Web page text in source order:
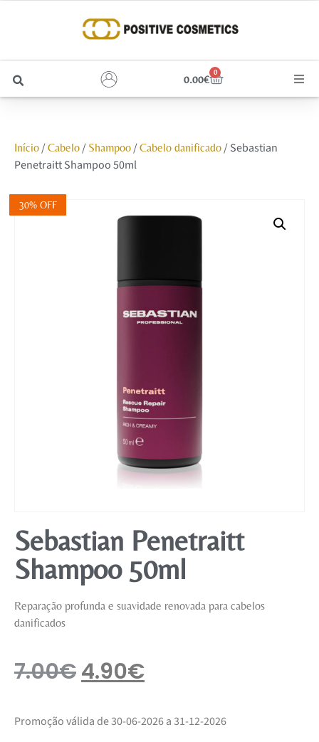
0.00€
0
Unhas
Início/ Cabelo/ Shampoo/ Cabelo danificado/ Sebastian
Penetraitt Shampoo 50ml
30% OFF
Sebastian Penetraitt
Shampoo 50ml
Reparação profunda e suavidade renovada para cabelos
danificados
7.00€4.90€
Promoção válida de 30-06-2026 a 31-12-2026